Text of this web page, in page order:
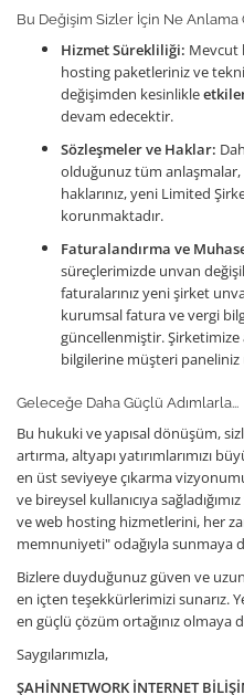
Bu Değişim Sizler İçin Ne Anlama
Hizmet Sürekliliği: Mevcut
hosting paketleriniz ve
değişimden kesinlikle
devam edecektir.
Sözleşmeler ve Haklar:
olduğunuz tüm anlaşmalar,
haklarınız, yeni Limited
korunmaktadır.
Faturalandırma ve
süreçlerimizde unvan
faturalarınız yeni şirket
kurumsal fatura ve vergi
güncellenmiştir.
bilgilerine müşteri
Geleceğe Daha Güçlü Adımlarla...
Bu hukuki ve yapısal dönüşüm,
artırma, altyapı yatırımlarımızı
en üst seviyeye çıkarma
ve bireysel kullanıcıya
ve web hosting hizmetlerini, her
memnuniyeti" odağıyla sunmaya
Bizlere duyduğunuz güven ve
en içten teşekkürlerimizi sunarız.
en güçlü çözüm ortağınız olmaya
Saygılarımızla,
ŞAHİNNETWORK İNTERNET